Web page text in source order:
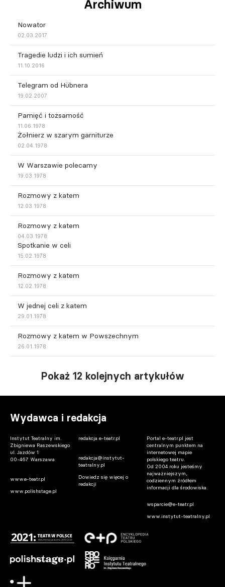
Archiwum
Nowator
02.03.2017
Tragedie ludzi i ich sumień
11.10.2016
Telegram od Hübnera
19.02.2007
Pamięć i tożsamość
11.06.1978
Żołnierz w szarym garniturze
02.04.1978
W Warszawie polecamy
19.03.1978
Rozmowy z katem
12.03.1978
Rozmowy z katem
04.03.1978
Spotkanie w celi
15.02.1978
Rozmowy z katem
12.02.1978
W jednej celi z katem
29.01.1978
Rozmowy z katem w Powszechnym
26.01.1978
Pokaż 12 kolejnych artykułów
Wydawca i redakcja
Instytut Teatralny im.
Zbigniewa Raszewskiego
ul. Jazdów 1
00-467 Warszawa
www.e-teatr.pl
www.polishstage.pl
redakcja e-teatr.pl
redakcja@instytut-
teatralny.pl
Dowiedz się więcej o
redakcji
Portal e-teatr.pl jest
centralnym punktem na
internetowej mapie
polskiego teatru.
Od 2004 roku jesteśmy
najważniejszym,
codziennym źródłem
informacji dla środowiska.
wsparcie@e-teatr.pl
www.instytut-teatralny.pl